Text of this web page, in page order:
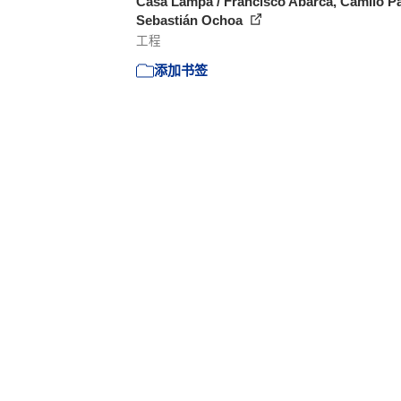
Sebastián Ochoa
工程
添加书签